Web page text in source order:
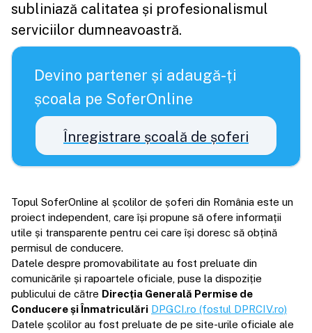
subliniază calitatea și profesionalismul
serviciilor dumneavoastră.
Devino partener și adaugă-ți
școala pe SoferOnline
Înregistrare școală de șoferi
Topul SoferOnline al școlilor de șoferi din România este un
proiect independent, care își propune să ofere informații
utile și transparente pentru cei care își doresc să obțină
permisul de conducere.
Datele despre promovabilitate au fost preluate din
comunicările și rapoartele oficiale, puse la dispoziție
publicului de către Direcția Generală Permise de
Conducere și Înmatriculări DPGCI.ro (fostul DPRCIV.ro)
Datele școlilor au fost preluate de pe site-urile oficiale ale